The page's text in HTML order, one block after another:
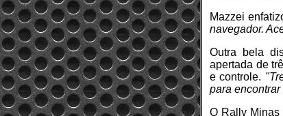
Mazzei
navegador.
Outra bela
apertada de
e controle.
para
O Rally Minas